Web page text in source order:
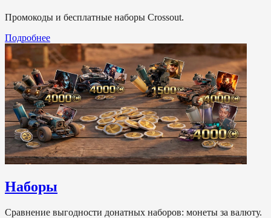
Промокоды и бесплатные наборы Crossout.
Подробнее
Наборы
Сравнение выгодности донатных наборов: монеты за валюту.